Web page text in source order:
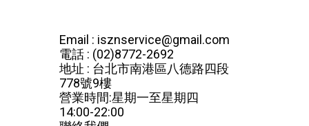
Email : isznservice@gmail.com
電話 : (02)8772-2692
地址 : 台北市南港區八德路四段
778號9樓
營業時間:星期一至星期四
14:00-22:00